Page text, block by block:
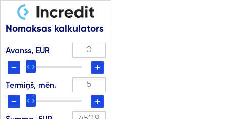
Nomaksas kalkulators
Avanss, EUR
Termiņš, mēn.